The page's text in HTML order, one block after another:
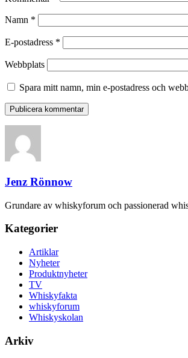
Namn *
E-postadress *
Webbplats
Spara mitt namn, min e-postadress och
Jenz Rönnow
Grundare av whiskyforum och passionerad
Kategorier
Artiklar
Nyheter
Produktnyheter
TV
Whiskyfakta
whiskyforum
Whiskyskolan
Arkiv